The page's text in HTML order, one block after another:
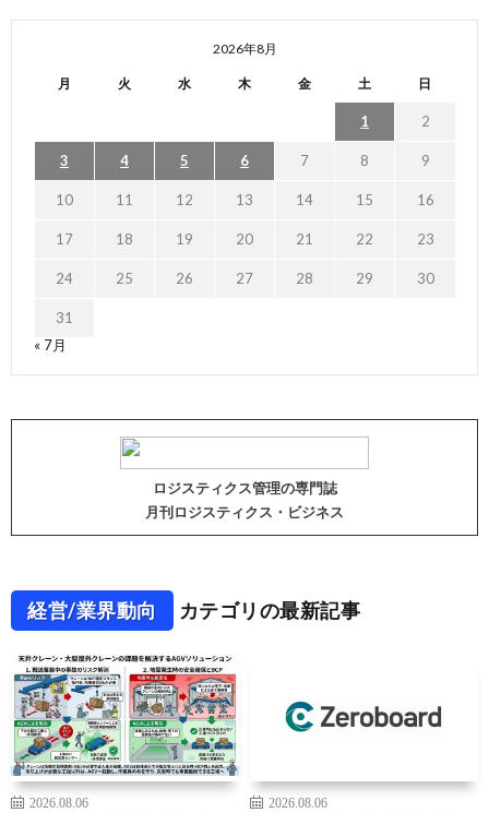
2026年8月
月 火 水 木 金 土 日
1 2
3 4 5 6 7 8 9
10 11 12 13 14 15 16
17 18 19 20 21 22 23
24 25 26 27 28 29 30
31
« 7月
ロジスティクス管理の専門誌
月刊ロジスティクス・ビジネス
経営/業界動向 カテゴリの最新記事
2026.08.06
2026.08.06